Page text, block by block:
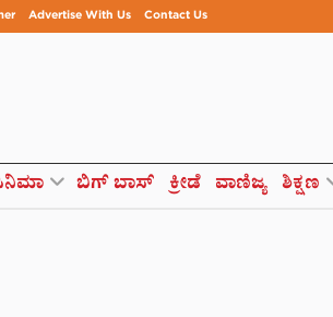
Advertise With Us Contact Us
ಬಿಗ್ ಬಾಸ್ ಕ್ರೀಡೆ ವಾಣಿಜ್ಯ ಶಿಕ್ಷಣ